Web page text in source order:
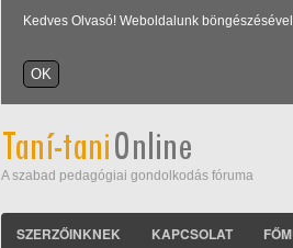
Kedves Olvasó! Weboldalunk
A szabad pedagógiai gondolkodás fóruma
SZERZŐINKNEK KAPCSOLAT